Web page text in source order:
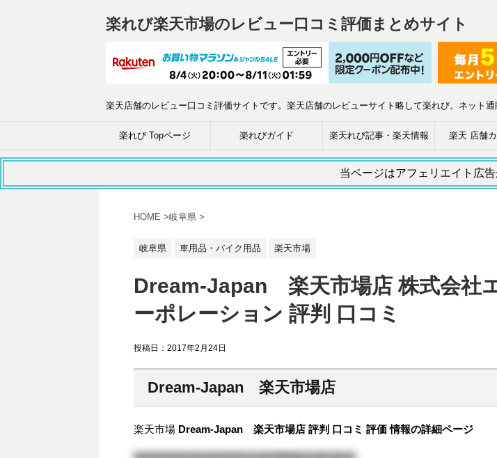
楽れび楽天市場のレビュー口コミ評価まとめサイト
楽天店舗のレビュー口コミ評価サイトです。楽天店舗のレビューサイト略して楽れび。ネット
楽れび Topページ 楽れびガイド 楽天れび記事・楽天情報 楽天 店舗
当ページはアフェリエイト広告
HOME >岐阜県 >
岐阜県 車用品・バイク用品 楽天市場
Dream-Japan 楽天市場店 株式会社
ーポレーション 評判 口コミ
投稿日： 2017年2月24日
Dream-Japan 楽天市場店
楽天市場 Dream-Japan 楽天市場店 評判 口コミ 評価 情報の詳細ページ